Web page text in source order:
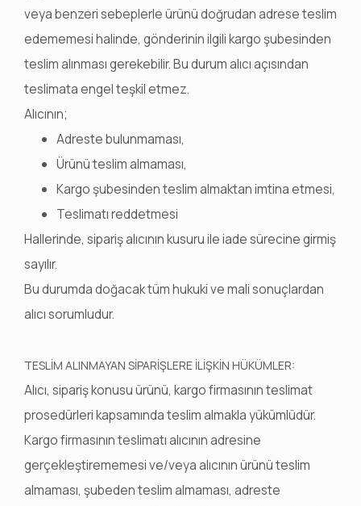
veya benzeri sebeplerle ürünü doğrudan adrese teslim
edememesi halinde, gönderinin ilgili kargo şubesinden
teslim alınması gerekebilir. Bu durum alıcı açısından
teslimata engel teşkil etmez.
Alıcının;
Adreste bulunmaması,
Ürünü teslim almaması,
Kargo şubesinden teslim almaktan imtina etmesi,
Teslimatı reddetmesi
Hallerinde, sipariş alıcının kusuru ile iade sürecine girmiş
sayılır.
Bu durumda doğacak tüm hukuki ve mali sonuçlardan
alıcı sorumludur.
TESLİM ALINMAYAN SİPARİŞLERE İLİŞKİN HÜKÜMLER:
Alıcı, sipariş konusu ürünü, kargo firmasının teslimat
prosedürleri kapsamında teslim almakla yükümlüdür.
Kargo firmasının teslimatı alıcının adresine
gerçekleştirememesi ve/veya alıcının ürünü teslim
almaması, şubeden teslim almaması, adreste